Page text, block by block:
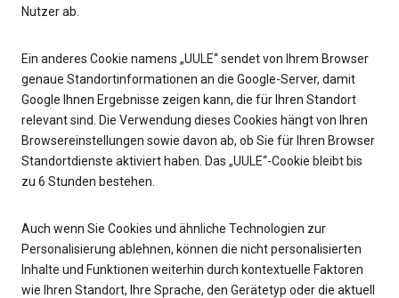
Nutzer ab.
Ein anderes Cookie namens „UULE“ sendet von Ihrem Browser
genaue Standortinformationen an die Google-Server, damit
Google Ihnen Ergebnisse zeigen kann, die für Ihren Standort
relevant sind. Die Verwendung dieses Cookies hängt von Ihren
Browsereinstellungen sowie davon ab, ob Sie für Ihren Browser
Standortdienste aktiviert haben. Das „UULE“-Cookie bleibt bis
zu 6 Stunden bestehen.
Auch wenn Sie Cookies und ähnliche Technologien zur
Personalisierung ablehnen, können die nicht personalisierten
Inhalte und Funktionen weiterhin durch kontextuelle Faktoren
wie Ihren Standort, Ihre Sprache, den Gerätetyp oder die aktuell